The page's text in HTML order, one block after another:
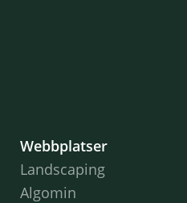
Webbplatser
Landscaping
Algomin